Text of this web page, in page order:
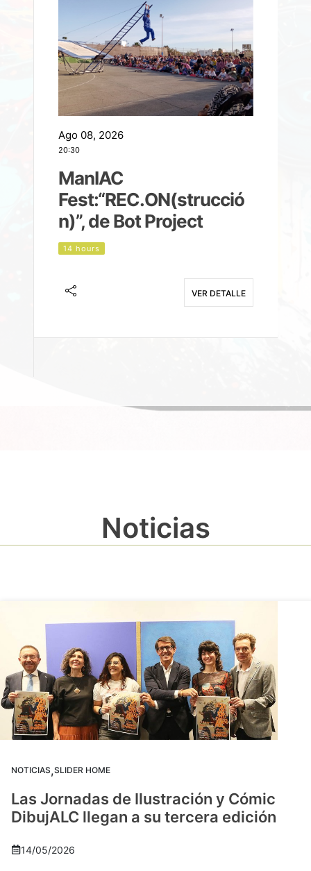
Ago 08, 2026
20:30
ManIAC
Fest:“REC.ON(strucció
n)”, de Bot Project
14 hours
VER DETALLE
Noticias
NOTICIAS,SLIDER HOME
Las Jornadas de Ilustración y Cómic
DibujALC llegan a su tercera edición
14/05/2026